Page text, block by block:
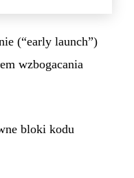
(“early launch”)
wzbogacania
bloki kodu